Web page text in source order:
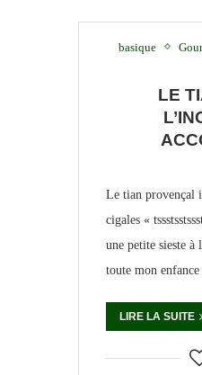
basique
LE
Le tian provençal
cigales «
une petite sieste à
toute mon enfance
LIRE LA SUITE